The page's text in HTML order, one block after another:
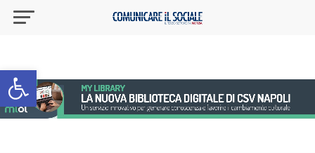
Apri la barra degli strumenti